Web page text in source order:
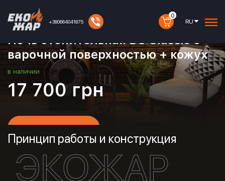
+380664041875
0
RU
Артикул:30030099
Печь отопительная DS Classic с
варочной поверхностью + кожух
в наличии
17 700грн
Принцип работы и конструкция
ЭКОЖАР